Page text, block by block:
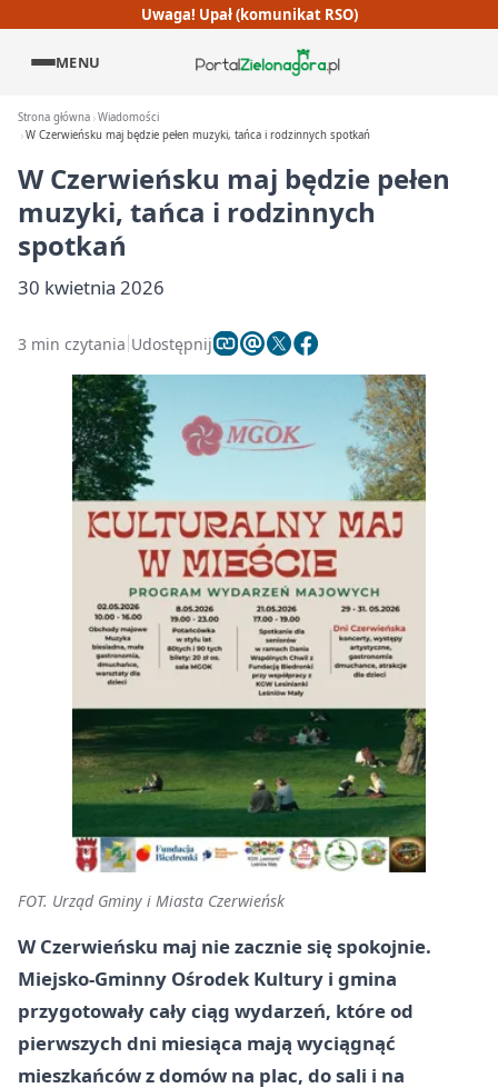
Uwaga! Upał (komunikat RSO)
MENU
Strona główna Wiadomości
W Czerwieńsku maj będzie pełen muzyki, tańca i rodzinnych spotkań
W Czerwieńsku maj będzie pełen
muzyki, tańca i rodzinnych
spotkań
30 kwietnia 2026
3 min czytania Udostępnij
FOT. Urząd Gminy i Miasta Czerwieńsk
W Czerwieńsku maj nie zacznie się spokojnie.
Miejsko-Gminny Ośrodek Kultury i gmina
przygotowały cały ciąg wydarzeń, które od
pierwszych dni miesiąca mają wyciągnąć
mieszkańców z domów na plac, do sali i na